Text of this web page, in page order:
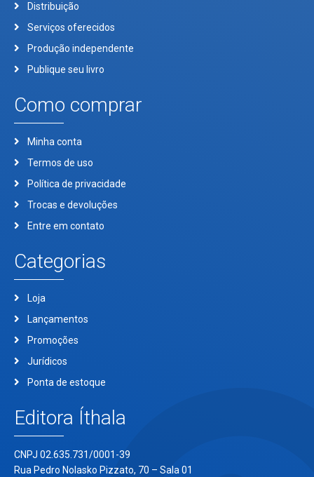
Distribuição
Serviços oferecidos
Produção independente
Publique seu livro
Como comprar
Minha conta
Termos de uso
Política de privacidade
Trocas e devoluções
Entre em contato
Categorias
Loja
Lançamentos
Promoções
Jurídicos
Ponta de estoque
Editora Íthala
CNPJ 02.635.731/0001-39
Rua Pedro Nolasko Pizzato, 70 – Sala 01